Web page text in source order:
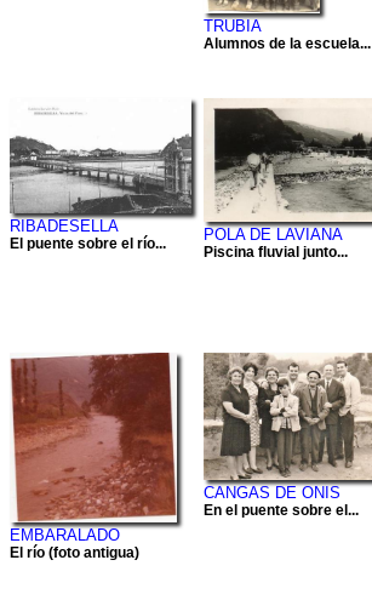
TRUBIA
Alumnos de la escuela...
RIBADESELLA
El puente sobre el río... POLA DE LAVIANA
Piscina fluvial junto...
EMBARALADO
El río (foto antigua)
CANGAS DE ONIS
En el puente sobre el...